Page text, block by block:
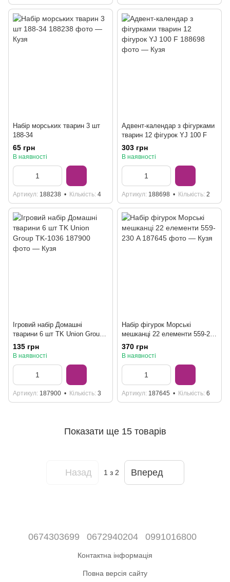
Набір морських тварин 3 шт
188-34
65 грн
В наявності
Артикул 188238 Кількість 4
Адвент-календар з фігурками
тварин 12 фігурок YJ 100 F
303 грн
В наявності
Артикул 188698 Кількість 2
Ігровий набір Домашні
тварини 6 шт TK Union Group
TK-1036
135 грн
В наявності
Артикул 187900 Кількість 3
Набір фігурок Морські
мешканці 22 елементи 559-230
A
370 грн
В наявності
Артикул 187645 Кількість 6
Показати ще 15 товарів
Назад 1 з 2 Вперед
0674303699 0672940204 0991016800
Контактна інформація
Повна версія сайту